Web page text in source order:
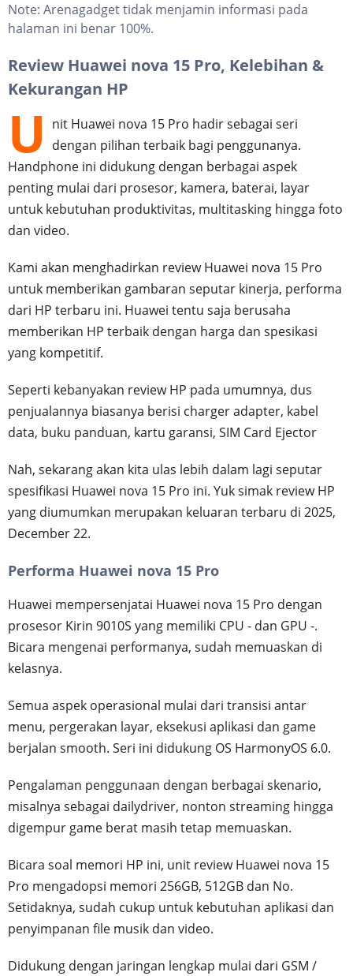
Note: Arenagadget tidak menjamin informasi pada
halaman ini benar 100%.
Review Huawei nova 15 Pro, Kelebihan &
Kekurangan HP
U
nit Huawei nova 15 Pro hadir sebagai seri
dengan pilihan terbaik bagi penggunanya.
Handphone ini didukung dengan berbagai aspek
penting mulai dari prosesor, kamera, baterai, layar
untuk kebutuhan produktivitas, multitasking hingga foto
dan video.
Kami akan menghadirkan review Huawei nova 15 Pro
untuk memberikan gambaran seputar kinerja, performa
dari HP terbaru ini. Huawei tentu saja berusaha
memberikan HP terbaik dengan harga dan spesikasi
yang kompetitif.
Seperti kebanyakan review HP pada umumnya, dus
penjualannya biasanya berisi charger adapter, kabel
data, buku panduan, kartu garansi, SIM Card Ejector
Nah, sekarang akan kita ulas lebih dalam lagi seputar
spesifikasi Huawei nova 15 Pro ini. Yuk simak review HP
yang diumumkan merupakan keluaran terbaru di 2025,
December 22.
Performa Huawei nova 15 Pro
Huawei mempersenjatai Huawei nova 15 Pro dengan
prosesor Kirin 9010S yang memiliki CPU - dan GPU -.
Bicara mengenai performanya, sudah memuaskan di
kelasnya.
Semua aspek operasional mulai dari transisi antar
menu, pergerakan layar, eksekusi aplikasi dan game
berjalan smooth. Seri ini didukung OS HarmonyOS 6.0.
Pengalaman penggunaan dengan berbagai skenario,
misalnya sebagai dailydriver, nonton streaming hingga
digempur game berat masih tetap memuaskan.
Bicara soal memori HP ini, unit review Huawei nova 15
Pro mengadopsi memori 256GB, 512GB dan No.
Setidaknya, sudah cukup untuk kebutuhan aplikasi dan
penyimpanan file musik dan video.
Didukung dengan jaringan lengkap mulai dari GSM /